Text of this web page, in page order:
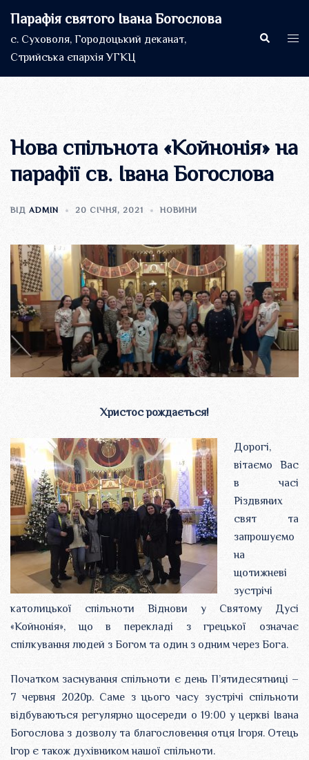
до
вмісту
Парафія святого Івана Богослова
с. Суховоля, Городоцький деканат,
Стрийська єпархія УГКЦ
Пошук
Нова спільнота «Койнонія» на
парафії св. Івана Богослова
ВІД ADMIN 20 СІЧНЯ, 2021 НОВИНИ
Христос рождається!
Дорогі,
вітаємо Вас
в часі
Різдвяних
свят та
запрошуємо
на
щотижневі
зустрічі
католицької спільноти Віднови у Святому Дусі
«Койнонія», що в перекладі з грецької означає
спілкування людей з Богом та один з одним через Бога.
Початком заснування спільноти є день П’ятидесятниці –
7 червня 2020р. Саме з цього часу зустрічі спільноти
відбуваються регулярно щосереди о 19:00 у церкві Івана
Богослова з дозволу та благословення отця Ігоря. Отець
Ігор є також духівником нашої спільноти.